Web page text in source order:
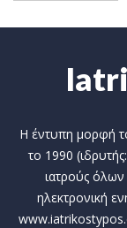
Η έντυπη μορφή
το 1990
ιατρούς
ηλεκτρονική